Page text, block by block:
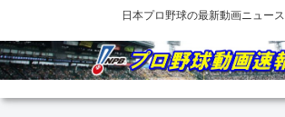
日本プロ野球の最新動画ニュース